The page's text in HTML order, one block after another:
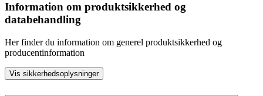
Information om produktsikkerhed og
databehandling
Her finder du information om generel produktsikkerhed og
producentinformation
Vis sikkerhedsoplysninger